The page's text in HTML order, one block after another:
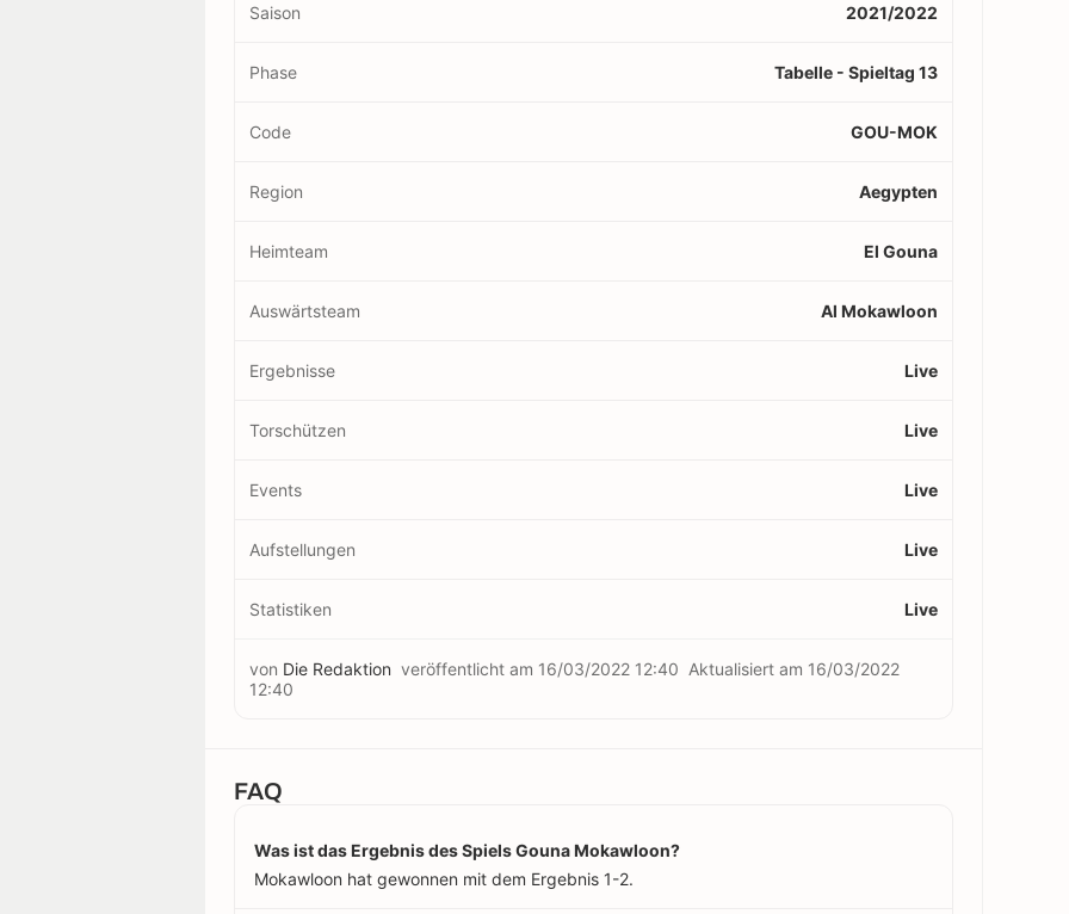
Saison 2021/2022
Phase Tabelle - Spieltag 13
Code GOU-MOK
Region Aegypten
Heimteam El Gouna
Auswärtsteam Al Mokawloon
Ergebnisse Live
Torschützen Live
Events Live
Aufstellungen Live
Statistiken Live
von Die Redaktion veröffentlicht am 16/03/2022 12:40 Aktualisiert am 16/03/2022
12:40
FAQ
Was ist das Ergebnis des Spiels Gouna Mokawloon?
Mokawloon hat gewonnen mit dem Ergebnis 1-2.